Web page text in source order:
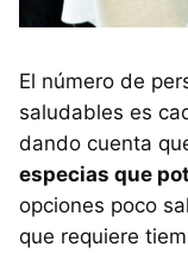
El número de
saludables es
dando cuenta
especias que
opciones poco
que requiere